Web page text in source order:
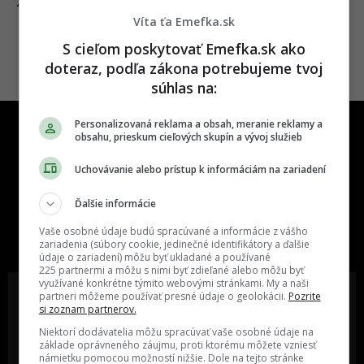
ZÁBAVA
One time najzábavnejšie miesto na
slovenskom internete, next time
najzabávnejšie miesto na svete
Oslov reklamou viac ako milión
ľudí v rôznych vekových
kategóriách a na rôznych
Vieš o niečom zaujímavom alebo
poznáš niekoho, o kom by sme
mali určite napísať?
Víta ťa Emefka.sk
S cieľom poskytovať Emefka.sk ako
doteraz, podľa zákona potrebujeme tvoj
súhlas na:
Personalizovaná reklama a obsah, meranie reklamy a
obsahu, prieskum cieľových skupín a vývoj služieb
Uchovávanie alebo prístup k informáciám na zariadení
Ďalšie informácie
Vaše osobné údaje budú spracúvané a informácie z vášho
zariadenia (súbory cookie, jedinečné identifikátory a ďalšie
údaje o zariadení) môžu byť ukladané a používané
225 partnermi a môžu s nimi byť zdieľané alebo môžu byť
využívané konkrétne týmito webovými stránkami. My a naši
partneri môžeme používať presné údaje o geolokácii. Pozrite
si zoznam partnerov.
Niektorí dodávatelia môžu spracúvať vaše osobné údaje na
základe oprávneného záujmu, proti ktorému môžete vzniesť
námietku pomocou možností nižšie. Dole na tejto stránke